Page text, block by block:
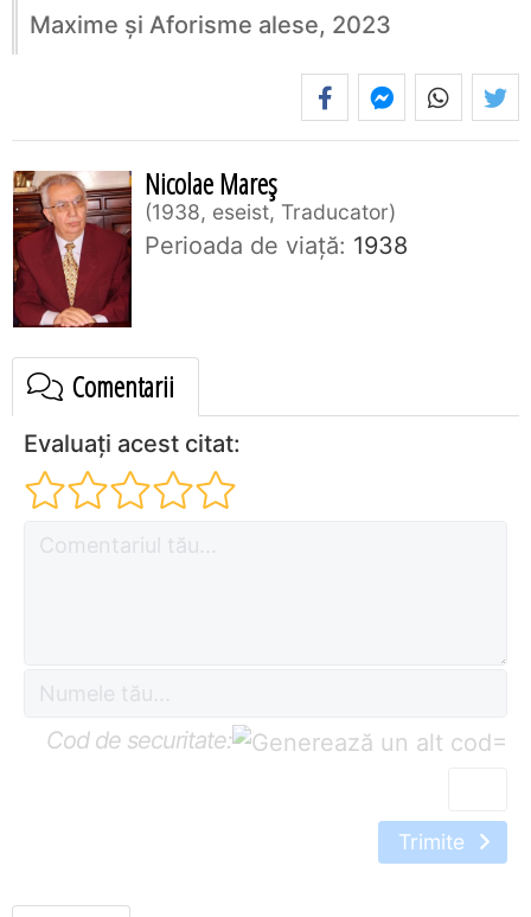
Maxime și Aforisme alese, 2023
Nicolae Mareș
1938, eseist, Traducator
Perioada de viaţă: 1938
Comentarii
Evaluați acest citat:
Cod de securitate: =
Trimite